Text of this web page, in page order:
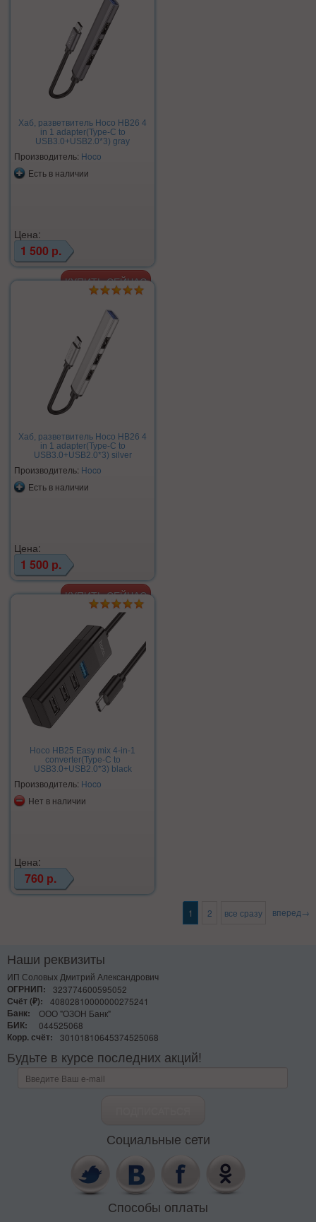
Хаб, разветвитель Hoco HB26 4
in 1 adapter(Type-C to
USB3.0+USB2.0*3) gray
Производитель: Hoco
Есть в наличии
Цена:
1 500 р.
Хаб, разветвитель Hoco HB26 4
in 1 adapter(Type-C to
USB3.0+USB2.0*3) silver
Производитель: Hoco
Есть в наличии
Цена:
1 500 р.
Hoco HB25 Easy mix 4-in-1
converter(Type-C to
USB3.0+USB2.0*3) black
Производитель: Hoco
Нет в наличии
Цена:
760 р.
1 2 все сразу вперед→
Наши реквизиты
ИП Соловых Дмитрий Александрович
ОГРНИП:
323774600595052
Счёт (₽):
40802810000000275241
Банк:
ООО "ОЗОН Банк"
БИК:
044525068
Корр. счёт:
30101810645374525068
Будьте в курсе последних акций!
Социальные сети
Способы оплаты